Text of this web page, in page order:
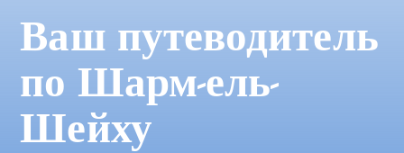
Ваш путеводитель
по Шарм-ель-
Шейху